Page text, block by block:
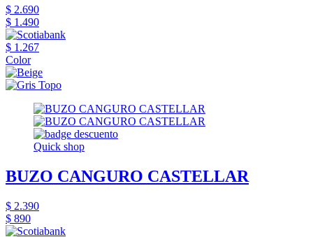
$ 2.690
$ 1.490
$ 1.267
Color
Quick shop
BUZO CANGURO CASTELLAR
$ 2.390
$ 890